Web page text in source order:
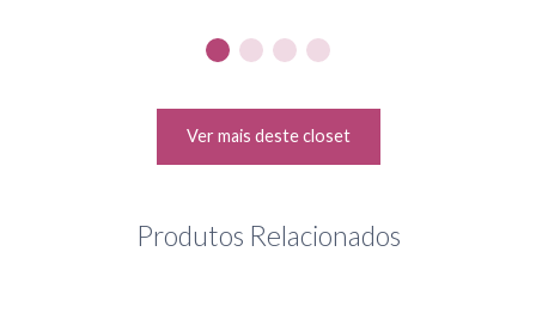
Ver mais deste closet
Produtos Relacionados